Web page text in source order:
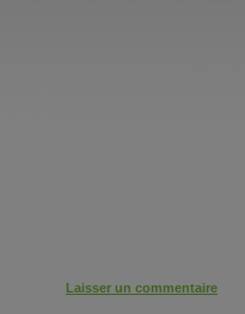
Laisser un commentaire